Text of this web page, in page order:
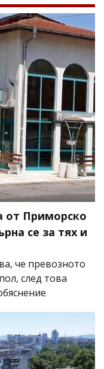
от Приморско
се за тях и
че превозното
след това